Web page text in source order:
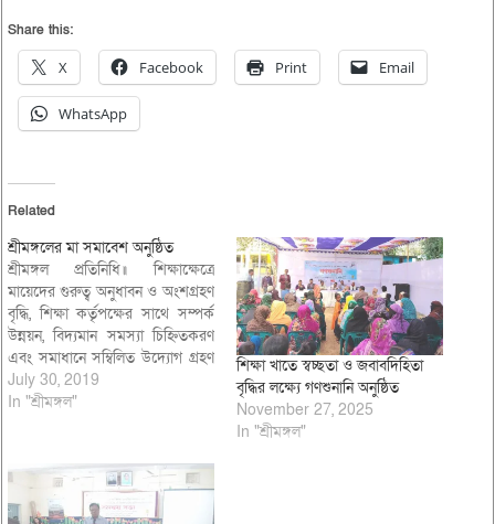
Share this:
X Facebook Print Email
WhatsApp
Related
শ্রীমঙ্গলের মা সমাবেশ অনুষ্ঠিত
শ্রীমঙ্গল প্রতিনিধি॥ শিক্ষাক্ষেত্রে
মায়েদের গুরুত্ব অনুধাবন ও অংশগ্রহণ
বৃদ্ধি, শিক্ষা কর্তৃপক্ষের সাথে সম্পর্ক
উন্নয়ন, বিদ্যমান সমস্যা চিহ্নিতকরণ
এবং সমাধানে সম্বিলিত উদ্যোগ গ্রহণ
উপলক্ষ্যে মৌলভীবাজারের শ্রীমঙ্গলে
অনুষ্ঠিত হয়েছে মা সমাবেশ। ২৯
সরকারি প্রাথমিক বিদ্যালয়ে সনাক
(সচেতন নাগরিক কমিটি) সহযোগিতায়
মা সমাবেশের আয়োজন…
July 30, 2019
In "শ্রীমঙ্গল"
শিক্ষা খাতে স্বচ্ছতা ও জবাবদিহিতা
বৃদ্ধির লক্ষ্যে গণশুনানি অনুষ্ঠিত
November 27, 2025
In "শ্রীমঙ্গল"